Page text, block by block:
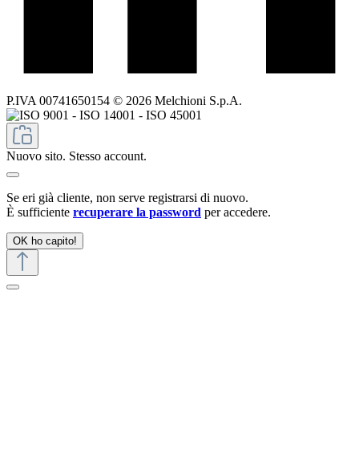
P.IVA 00741650154 © 2026 Melchioni S.p.A.
Nuovo sito. Stesso account.
Se eri già cliente, non serve registrarsi di nuovo.
È sufficiente recuperare la password per accedere.
OK ho capito!